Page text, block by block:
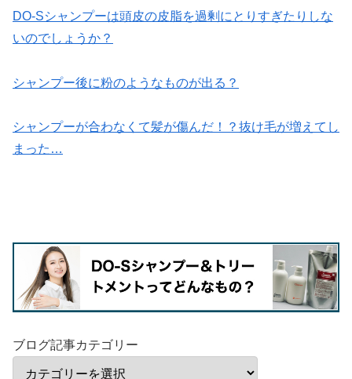
DO-Sシャンプーは頭皮の皮脂を過剰にとりすぎたりしな
いのでしょうか？
シャンプー後に粉のようなものが出る？
シャンプーが合わなくて髪が傷んだ！？抜け毛が増えてし
まった…
ブログ記事カテゴリー